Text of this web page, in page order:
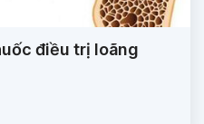
điều trị loãng